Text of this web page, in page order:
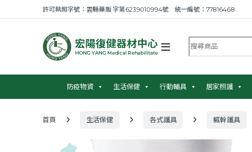
Skip to navigation
Skip to content許可執照字號：雲縣藥販 字第6239010994號 統一編號：77816468
搜尋商品：
防疫物資 生活保健 行動輔具 居家照護
首頁 生活保健 各式護具 軀幹護具